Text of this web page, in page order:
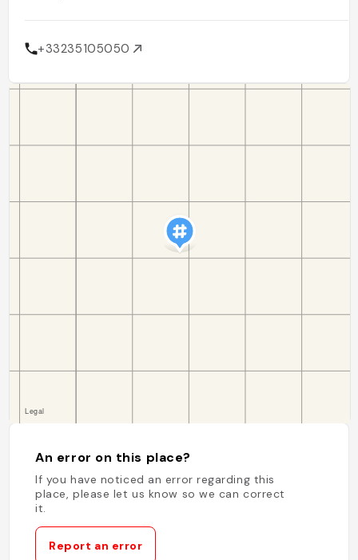
+33235105050
An error on this place?
If you have noticed an error regarding this
place, please let us know so we can correct
it.
Report an error